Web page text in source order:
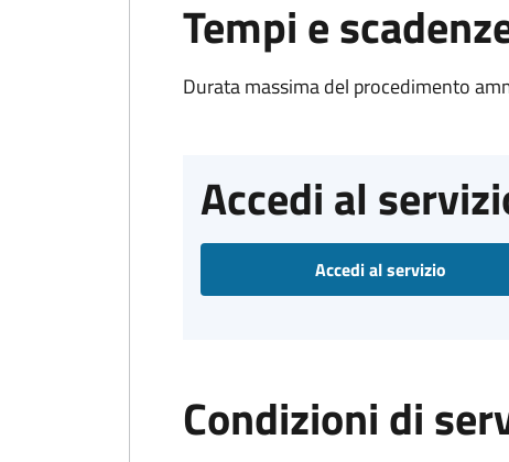
Tempi e
Durata massima del procedimento
Accedi al
Accedi al servizio
Condizioni di